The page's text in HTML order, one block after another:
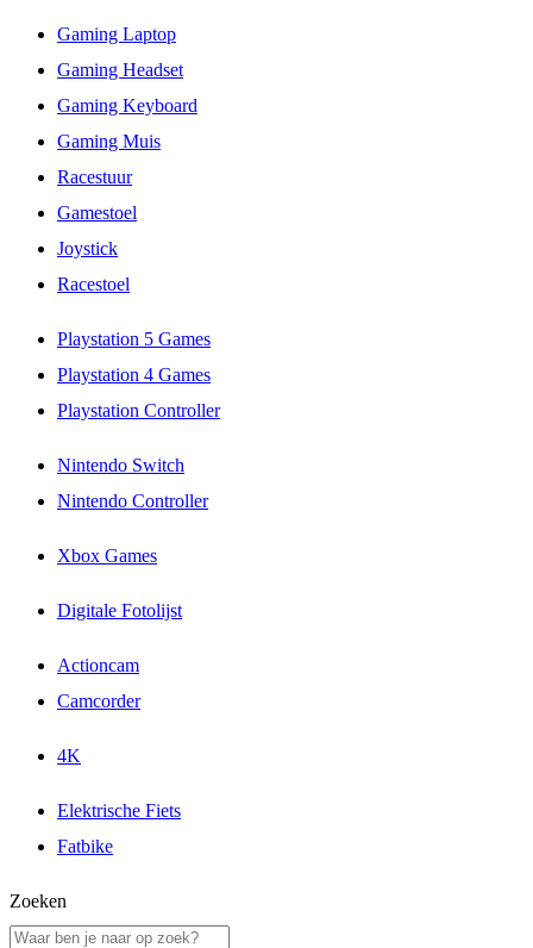
Gaming Laptop
Gaming Headset
Gaming Keyboard
Gaming Muis
Racestuur
Gamestoel
Joystick
Racestoel
Playstation 5 Games
Playstation 4 Games
Playstation Controller
Nintendo Switch
Nintendo Controller
Xbox Games
Digitale Fotolijst
Actioncam
Camcorder
4K
Elektrische Fiets
Fatbike
Zoeken